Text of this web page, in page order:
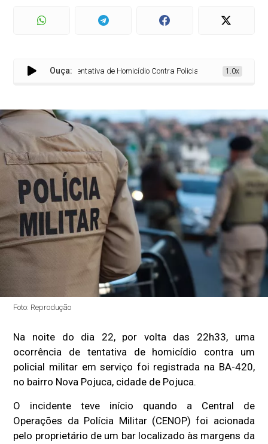
Ouça:Tentativa de Homicídio Contra Policial em Serviço em Pojuca
1.0x
Foto: Reprodução
Na noite do dia 22, por volta das 22h33, uma
ocorrência de tentativa de homicídio contra um
policial militar em serviço foi registrada na BA-420,
no bairro Nova Pojuca, cidade de Pojuca.
O incidente teve início quando a Central de
Operações da Polícia Militar (CENOP) foi acionada
pelo proprietário de um bar localizado às margens da